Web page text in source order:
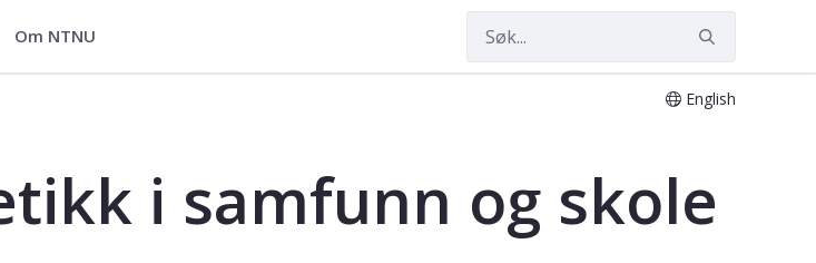
Om NTNU
English
7) - MGLU1108
i samfunn og skole